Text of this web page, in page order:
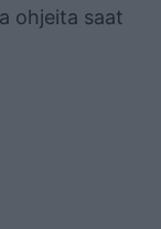
ohjeita saat